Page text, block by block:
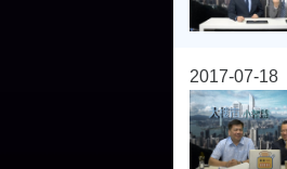
2017-07-18